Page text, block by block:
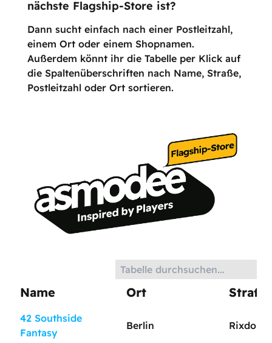
nächste Flagship-Store ist?
Dann sucht einfach nach einer Postleitzahl,
einem Ort oder einem Shopnamen.
Außerdem könnt ihr die Tabelle per Klick auf
die Spaltenüberschriften nach Name, Straße,
Postleitzahl oder Ort sortieren.
Name Ort
42 Southside
Fantasy
Berlin